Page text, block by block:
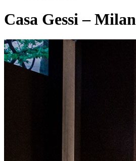
Casa Gessi – Milan